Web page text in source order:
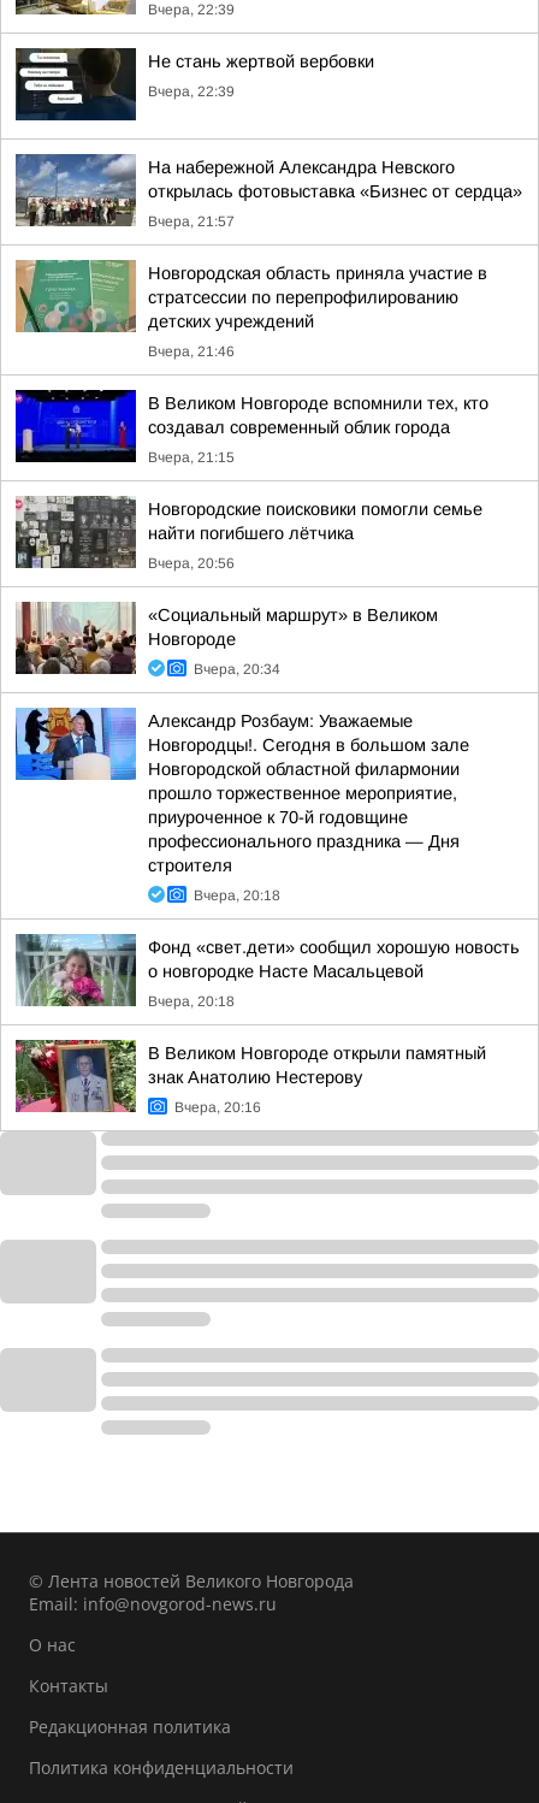
Вчера, 22:39
Не стань жертвой вербовки
Вчера, 22:39
На набережной Александра Невского
открылась фотовыставка «Бизнес от сердца»
Вчера, 21:57
Новгородская область приняла участие в
стратсессии по перепрофилированию
детских учреждений
Вчера, 21:46
В Великом Новгороде вспомнили тех, кто
создавал современный облик города
Вчера, 21:15
Новгородские поисковики помогли семье
найти погибшего лётчика
Вчера, 20:56
«Социальный маршрут» в Великом
Новгороде
Вчера, 20:34
Александр Розбаум: Уважаемые
Новгородцы!. Сегодня в большом зале
Новгородской областной филармонии
прошло торжественное мероприятие,
приуроченное к 70-й годовщине
профессионального праздника — Дня
строителя
Вчера, 20:18
Фонд «свет.дети» сообщил хорошую новость
о новгородке Насте Масальцевой
Вчера, 20:18
В Великом Новгороде открыли памятный
знак Анатолию Нестерову
Вчера, 20:16
© Лента новостей Великого Новгорода
Email: info@novgorod-news.ru
О нас
Контакты
Редакционная политика
Политика конфиденциальности